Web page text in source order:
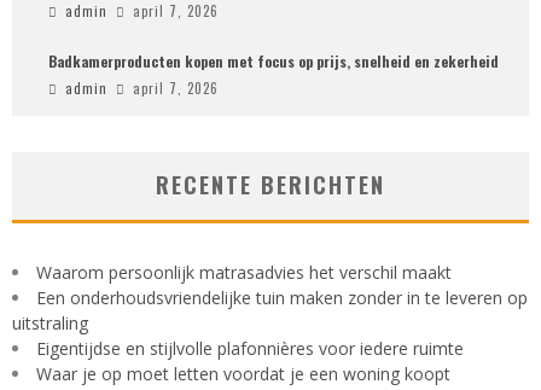
admin april 7, 2026
Badkamerproducten kopen met focus op prijs, snelheid en zekerheid
admin april 7, 2026
RECENTE BERICHTEN
Waarom persoonlijk matrasadvies het verschil maakt
Een onderhoudsvriendelijke tuin maken zonder in te leveren op
uitstraling
Eigentijdse en stijlvolle plafonnières voor iedere ruimte
Waar je op moet letten voordat je een woning koopt